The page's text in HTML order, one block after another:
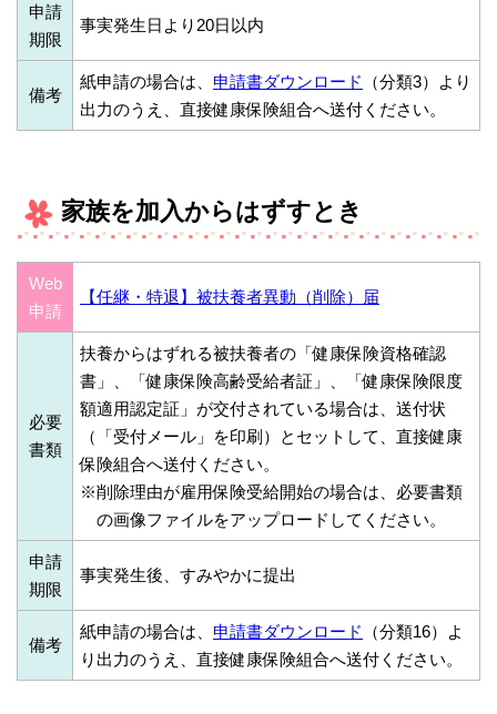
申請
期限
事実発生日より20日以内
備考
紙申請の場合は、 申請書ダウンロード
（分類3）より
出力のうえ、直接健康保険組合へ送付ください。
家族を加入からはずすとき
Web
申請
【任継・特退】被扶養者異動（削除）届
必要
書類
扶養からはずれる被扶養者の「健康保険資格確認
書」、「健康保険高齢受給者証」、「健康保険限度
額適用認定証」が交付されている場合は、送付状
（「受付メール」を印刷）とセットして、直接健康
保険組合へ送付ください。
※削除理由が雇用保険受給開始の場合は、必要書類
の画像ファイルをアップロードしてください。
申請
期限
事実発生後、すみやかに提出
備考
紙申請の場合は、 申請書ダウンロード
（分類16）よ
り出力のうえ、直接健康保険組合へ送付ください。